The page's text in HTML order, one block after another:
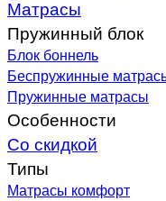
Матрасы
Пружинный блок
Блок боннель
Беспружинные
Пружинные матрасы
Особенности
Со скидкой
Типы
Матрасы комфорт